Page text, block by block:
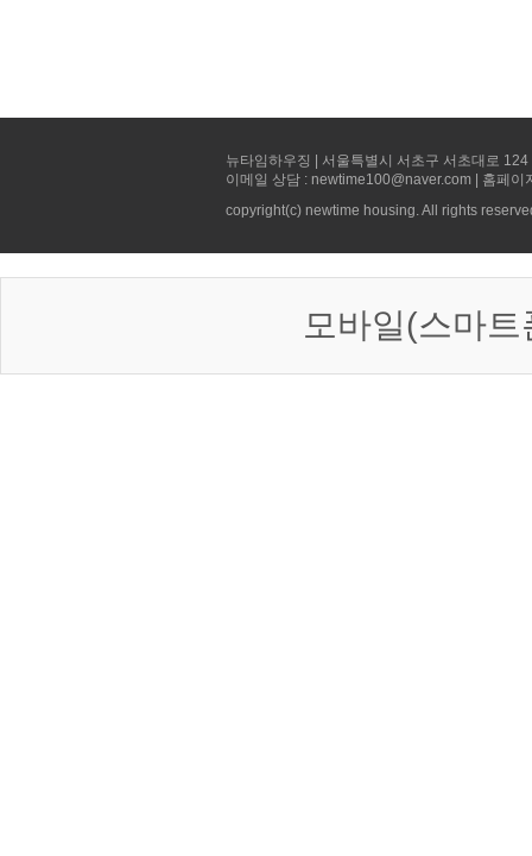
뉴타임하우징 | 서울특별시 서초구 서초대로
이메일 상담 : newtime100@naver.com | 홈페
copyright(c) newtime housing. All rights
모바일(스마